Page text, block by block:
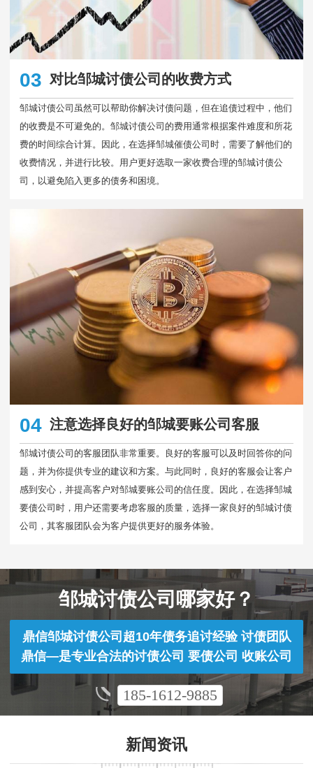
03 对比邹城讨债公司的收费方式
邹城讨债公司虽然可以帮助你解决讨债问题，但在追债过程中，他们
的收费是不可避免的。邹城讨债公司的费用通常根据案件难度和所花
费的时间综合计算。因此，在选择邹城催债公司时，需要了解他们的
收费情况，并进行比较。用户更好选取一家收费合理的邹城讨债公
司，以避免陷入更多的债务和困境。
04 注意选择良好的邹城要账公司客服
邹城讨债公司的客服团队非常重要。良好的客服可以及时回答你的问
题，并为你提供专业的建议和方案。与此同时，良好的客服会让客户
感到安心，并提高客户对邹城要账公司的信任度。因此，在选择邹城
要债公司时，用户还需要考虑客服的质量，选择一家良好的邹城讨债
公司，其客服团队会为客户提供更好的服务体验。
邹城讨债公司哪家好？
鼎信邹城讨债公司超10年债务追讨经验 讨债团队
鼎信—是专业合法的讨债公司 要债公司 收账公司
185-1612-9885
新闻资讯